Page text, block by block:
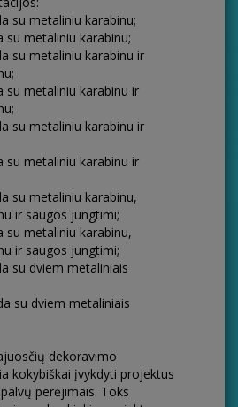
su metaliniu karabinu;
su metaliniu karabinu;
su metaliniu karabinu ir
su metaliniu karabinu ir
su metaliniu karabinu ir
su metaliniu karabinu ir
su metaliniu karabinu,
ir saugos jungtimi;
su metaliniu karabinu,
ir saugos jungtimi;
su dviem metaliniais
su dviem metaliniais
dekoravimo
kokybiškai įvykdyti projektus
perėjimais. Toks